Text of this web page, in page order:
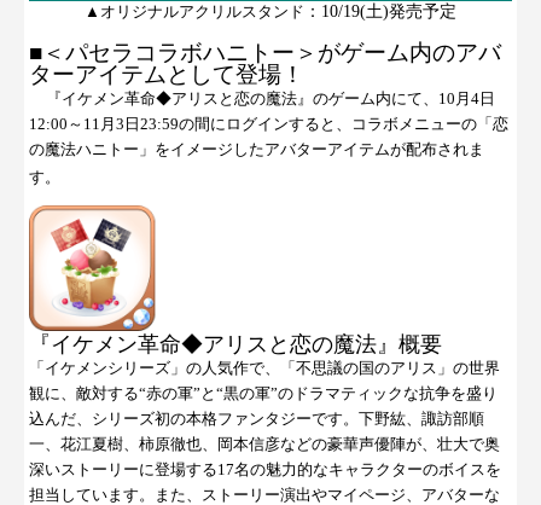
▲ オリジナルアクリルスタンド ： 10/19(土)発売予定
■＜パセラコラボハニトー＞がゲーム内のアバ
ターアイテムとして登場！
『イケメン革命◆アリスと恋の魔法』のゲーム内にて、 10 月4日
12:00 ～ 11 月3 日23:59の間にログインすると、コラボメニューの「恋
の魔法ハニトー」をイメージしたアバターアイテムが配布されま
す。
『イケメン革命◆アリスと恋の魔法』概要
「イケメンシリーズ」の人気作で、「不思議の国のアリス」の世界
観に、敵対する“赤の軍”と“黒の軍”のドラマティックな抗争を盛り
込んだ、シリーズ初の本格ファンタジーです。下野紘、諏訪部順
一、花江夏樹、柿原徹也、岡本信彦などの豪華声優陣が、壮大で奥
深いストーリーに登場する17名の魅力的なキャラクターのボイスを
担当しています。また、ストーリー演出やマイページ、アバターな